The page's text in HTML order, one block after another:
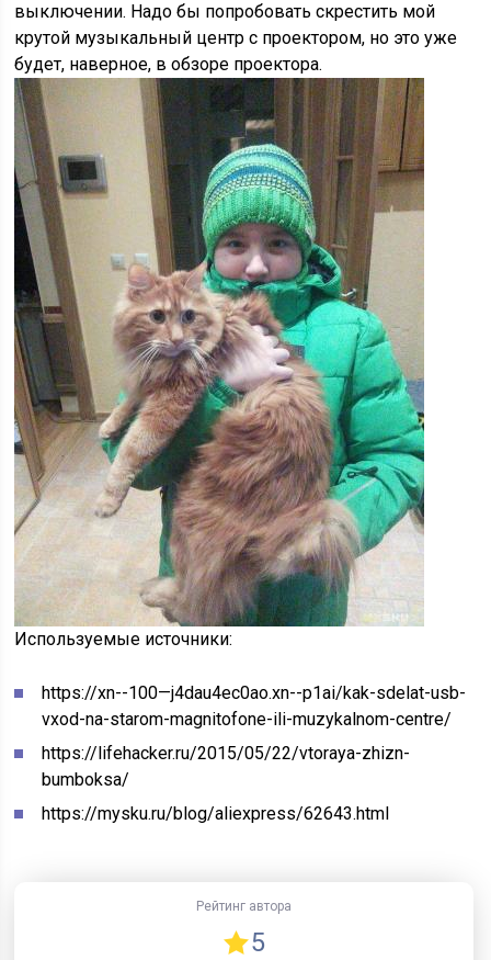
выключении. Надо бы попробовать скрестить мой
крутой музыкальный центр с проектором, но это уже
будет, наверное, в обзоре проектора.
Используемые источники:
https://xn--100—j4dau4ec0ao.xn--p1ai/kak-sdelat-usb-
vxod-na-starom-magnitofone-ili-muzykalnom-centre/
https://lifehacker.ru/2015/05/22/vtoraya-zhizn-
bumboksa/
https://mysku.ru/blog/aliexpress/62643.html
Рейтинг автора
5